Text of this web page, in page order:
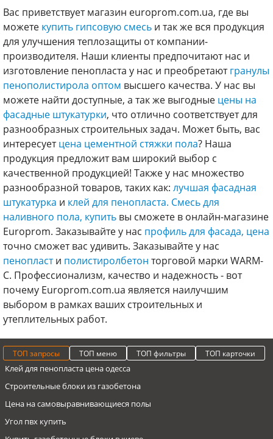
Вас приветствует магазин europrom.com.ua, где вы
можете купить гипсовую смесь и так же вся продукция
для улучшения теплозащиты от компании-
производителя. Наши клиенты предпочитают нас и
изготовление пенопласта у нас и преобретаютгранулы
пенополистирола оптом высшего качества. У нас вы
можете найти доступные, а так же выгодные цены на
фасадные штукатурки, что отлично соответствует для
разнообразных строительных задач. Может быть, вас
интересуетцена цементной стяжки пола? Наша
продукция предложит вам широкий выбор с
качественной продукцией! Также у нас множество
разнообразной товаров, таких как: лучшая фасадная
штукатурка и клей для пенопласта. Смесь для
наливного пола, купить вы сможете в онлайн-магазине
Europrom. Заказывайте у нас профиль для фасада, цена
точно сможет вас удивить. Заказывайте у нас
пенопласти полистиролбетон торговой марки WARM-
C. Профессионализм, качество и надежность - вот
почему Europrom.com.ua является наилучшим
выбором в рамках ваших строительных и
утеплительных работ.
ТОП запросы ТОП меню ТОП фильтры ТОП карточки
Клей для пенопласта цена одесса
Строительные блоки из газобетона
Цена на самовыравнивающиеся полы
Угол пвх купить